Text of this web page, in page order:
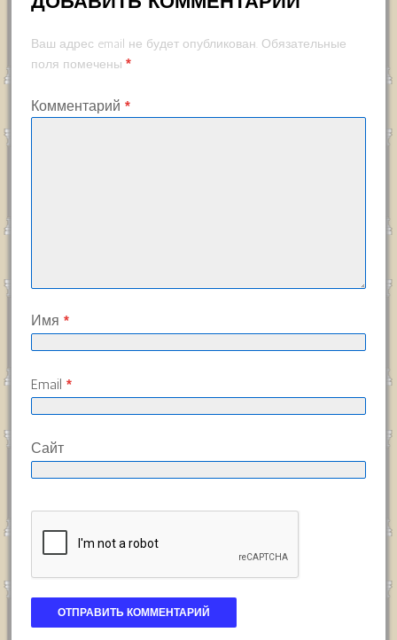
Ваш адрес email не будет опубликован. Обязательные
поля помечены *
Комментарий *
Имя *
Email *
Сайт